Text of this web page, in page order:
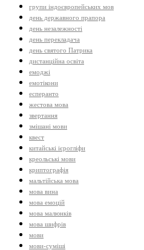
групи індоєвропейських мов
день державного прапора
день незалежності
день перекладача
день святого Патрика
дистанційна освіта
емоджі
емотікони
есперанто
жестова мова
звертання
змішані мови
квест
китайські ієрогліфи
креольські мови
криптографія
мальтійська мова
мова вина
мова емоцій
мова малюнків
мова шифрів
мови
мови-суміші